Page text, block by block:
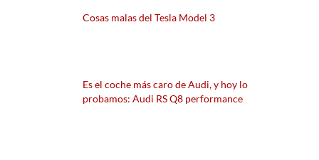
Cosas malas del Tesla Model 3
Es el coche más caro de Audi, y hoy lo
probamos: Audi RS Q8 performance